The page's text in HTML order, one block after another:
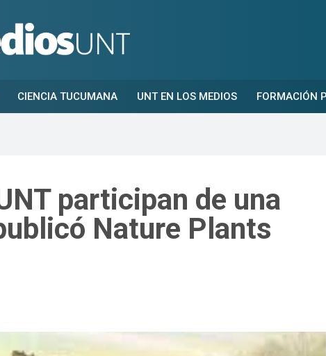
CIENCIA TUCUMANA UNT EN LOS MEDIOS FORMACIÓN
participan de una
Nature Plants